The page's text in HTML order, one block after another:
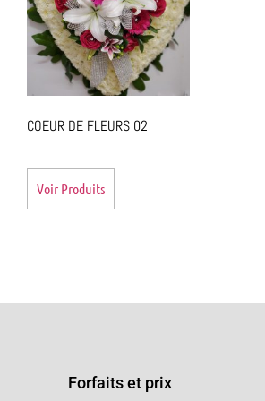
COEUR DE FLEURS 02
Voir Produits
Forfaits et prix